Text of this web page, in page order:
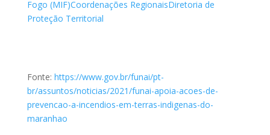
Fogo (MIF)Coordenações RegionaisDiretoria de
Proteção Territorial
Fonte: https://www.gov.br/funai/pt-
br/assuntos/noticias/2021/funai-apoia-acoes-de-
prevencao-a-incendios-em-terras-indigenas-do-
maranhao